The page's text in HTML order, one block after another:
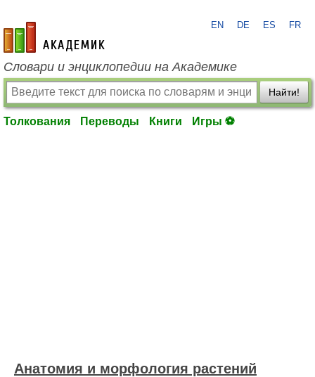
academic.ru
EN DE ES FR
Словари и энциклопедии на Академике
Найти!
Толкования Переводы Книги Игры ⚽
Анатомия и морфология растений